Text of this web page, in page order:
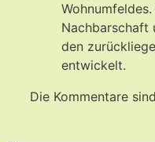
Nachbarschaft
den
entwickelt.
Die Kommentare